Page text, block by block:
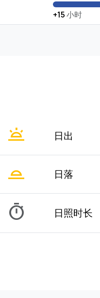
+15小时
wb_twilight 日出
wb_twilight_2 日落
timer 日照时长